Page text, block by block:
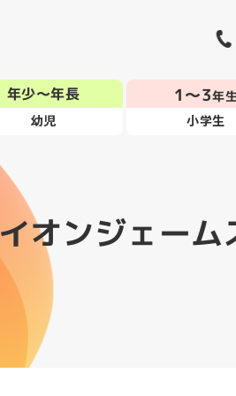
年少～年長
幼児
1～3年生
小学生
イオンジェーム